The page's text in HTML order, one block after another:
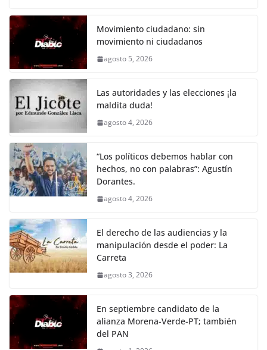
k
c
e
b
o
o
k
itt
er s
A
p
y
Li
k
gr
a
e
Movimiento ciudadano: sin
movimiento ni ciudadanos
agosto 5, 2026
Las autoridades y las elecciones ¡la
maldita duda!
agosto 4, 2026
“Los políticos debemos hablar con
hechos, no con palabras”: Agustín
Dorantes.
agosto 4, 2026
El derecho de las audiencias y la
manipulación desde el poder: La
Carreta
agosto 3, 2026
En septiembre candidato de la
alianza Morena-Verde-PT; también
del PAN